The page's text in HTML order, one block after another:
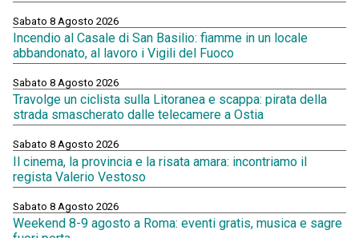
Sabato 8 Agosto 2026
Incendio al Casale di San Basilio: fiamme in un locale
abbandonato, al lavoro i Vigili del Fuoco
Sabato 8 Agosto 2026
Travolge un ciclista sulla Litoranea e scappa: pirata della
strada smascherato dalle telecamere a Ostia
Sabato 8 Agosto 2026
Il cinema, la provincia e la risata amara: incontriamo il
regista Valerio Vestoso
Sabato 8 Agosto 2026
Weekend 8-9 agosto a Roma: eventi gratis, musica e sagre